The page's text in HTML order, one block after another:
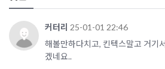
커터리 25-01-01 22:46
해볼만하다치고, 킨텍스말고 거기
겠네요..